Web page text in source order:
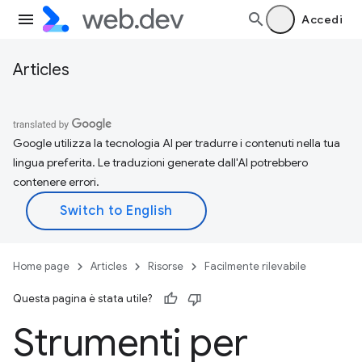
Accedi
Articles
Google utilizza la tecnologia AI per tradurre i contenuti nella tua
lingua preferita. Le traduzioni generate dall'AI potrebbero
contenere errori.
Home page Articles Risorse Facilmente rilevabile
Questa pagina è stata utile?
Strumenti per